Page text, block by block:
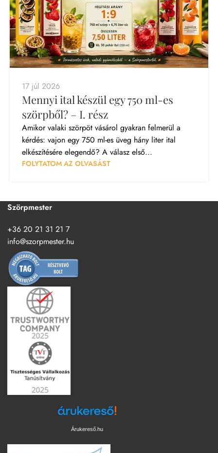
17 júl 2026
Mennyi ital készül egy 750 ml-es
szörpből? – I. rész
Amikor valaki szörpöt vásárol gyakran felmerül a
kérdés: vajon egy 750 ml-es üveg hány liter ital
elkészítésére elegendő? A válasz első...
FOLYTATOM AZ OLVASÁST
Szörpmester
+36 20 21 31 21 7
info@szorpmester.hu
Árukereső.hu